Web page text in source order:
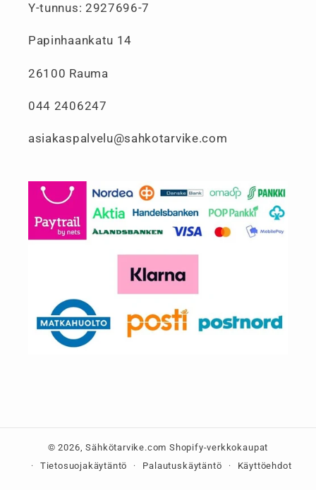
Y-tunnus: 2927696-7
Papinhaankatu 14
26100 Rauma
044 2406247
asiakaspalvelu@sahkotarvike.com
© 2026,Sähkötarvike.com Shopify-verkkokaupat
Tietosuojakäytäntö
Palautuskäytäntö Käyttöehdot